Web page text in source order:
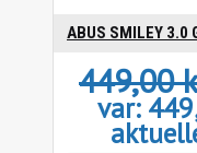
ABUS SMILEY 3.0
449,00
var: